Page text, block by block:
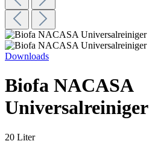
Downloads
Biofa NACASA
Universalreiniger
20 Liter